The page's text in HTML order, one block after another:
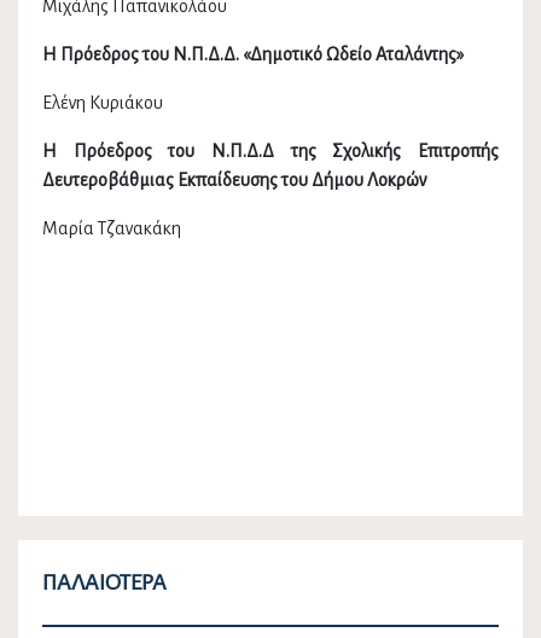
Μιχάλης Παπανικολάου
Η Πρόεδρος του Ν.Π.Δ.Δ. «Δημοτικό Ωδείο Αταλάντης»
Ελένη Κυριάκου
Η Πρόεδρος του Ν.Π.Δ.Δ της Σχολικής Επιτροπής
Δευτεροβάθμιας Εκπαίδευσης του Δήμου Λοκρών
Μαρία Τζανακάκη
ΠΑΛΑΙΌΤΕΡΑ